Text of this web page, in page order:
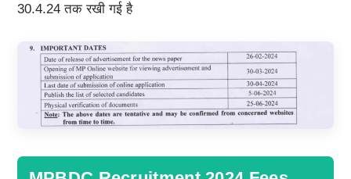
30.4.24 तक रखी गई है